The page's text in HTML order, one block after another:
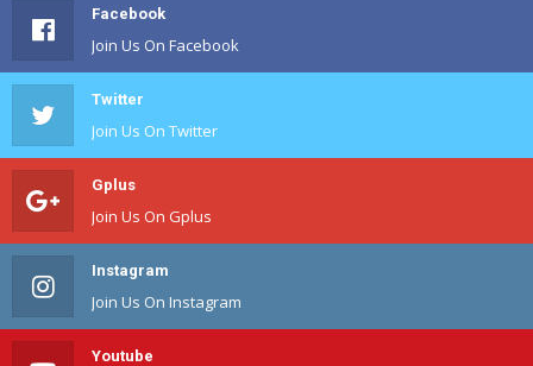
Facebook
Join Us On Facebook
Twitter
Join Us On Twitter
Gplus
Join Us On Gplus
Instagram
Join Us On Instagram
Youtube